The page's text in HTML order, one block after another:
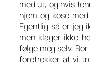
med ut, og hvis
hjem og kose
Egentlig så er jeg
men klager ikke
følge meg selv.
foretrekker at vi